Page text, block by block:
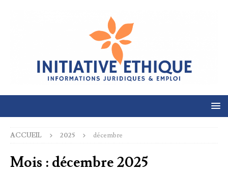
ACCUEIL 2025 décembre
Mois : décembre 2025